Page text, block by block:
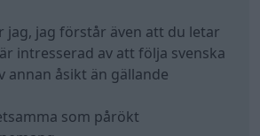
jag, jag förstår även att du letar
intresserad av att följa svenska
annan åsikt än gällande
som pårökt